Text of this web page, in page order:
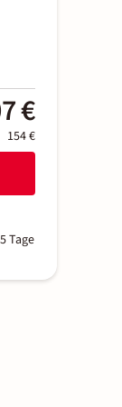
€
154 €
Tage